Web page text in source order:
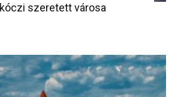
szeretett városa